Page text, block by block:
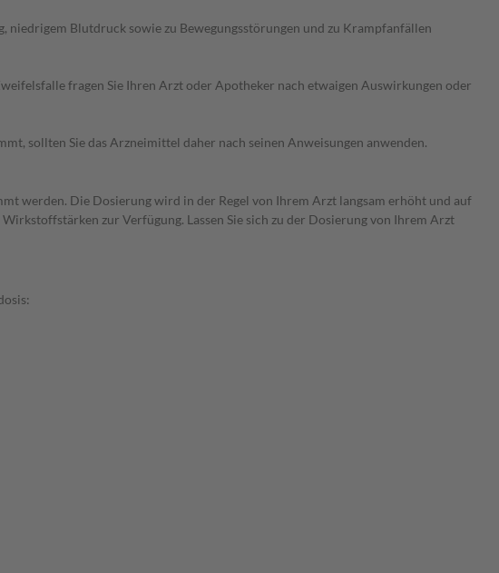
niedrigem Blutdruck sowie zu Bewegungsstörungen und zu Krampfanfällen
fragen Sie Ihren Arzt oder Apotheker nach etwaigen Auswirkungen oder
sollten Sie das Arzneimittel daher nach seinen Anweisungen anwenden.
werden. Die Dosierung wird in der Regel von Ihrem Arzt langsam erhöht und auf
zur Verfügung. Lassen Sie sich zu der Dosierung von Ihrem Arzt